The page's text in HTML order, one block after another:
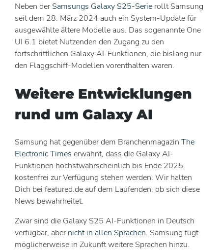
Neben derSamsungs Galaxy S25-Serie rollt Samsung
seit dem 28. März 2024 auch ein System-Update für
ausgewählte ältere Modelle aus. Das sogenannte One
UI 6.1 bietet Nutzenden den Zugang zu den
fortschrittlichen Galaxy AI-Funktionen, die bislang nur
den Flaggschiff-Modellen vorenthalten waren.
Weitere Entwicklungen
rund um Galaxy AI
Samsung hat gegenüber dem Branchenmagazin The
Electronic Times erwähnt, dass die Galaxy AI-
Funktionen höchstwahrscheinlich bis Ende 2025
kostenfrei zur Verfügung stehen werden. Wir halten
Dich bei featured.de auf dem Laufenden, ob sich diese
News bewahrheitet.
Zwar sind die Galaxy S25 AI-Funktionen in Deutsch
verfügbar, abernicht in allen Sprachen. Samsung fügt
möglicherweise in Zukunft weitere Sprachen hinzu.